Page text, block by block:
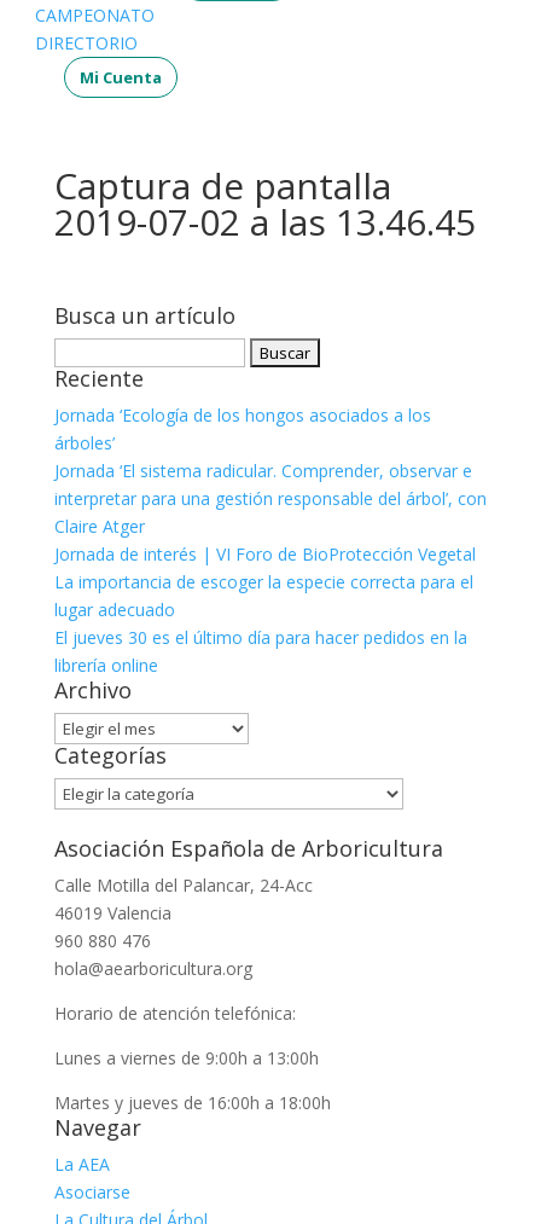
CAMPEONATO
DIRECTORIO
Mi Cuenta
Captura de pantalla
2019-07-02 a las 13.46.45
Busca un artículo
Reciente
Jornada ‘Ecología de los hongos asociados a los
árboles’
Jornada ‘El sistema radicular. Comprender, observar e
interpretar para una gestión responsable del árbol’, con
Claire Atger
Jornada de interés | VI Foro de BioProtección Vegetal
La importancia de escoger la especie correcta para el
lugar adecuado
El jueves 30 es el último día para hacer pedidos en la
librería online
Archivo
Archivo
Categorías
Categorías
Asociación Española de Arboricultura
Calle Motilla del Palancar, 24-Acc
46019 Valencia
960 880 476
hola@aearboricultura.org
Horario de atención telefónica:
Lunes a viernes de 9:00h a 13:00h
Martes y jueves de 16:00h a 18:00h
Navegar
La AEA
Asociarse